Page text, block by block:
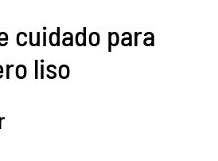
cuidado para
liso